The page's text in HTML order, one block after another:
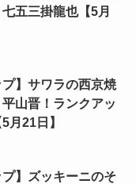
五三掛龍也【5月
プ】サワラの西京焼
山晋！ランクアッ
月21日】
プ】ズッキーニのそ